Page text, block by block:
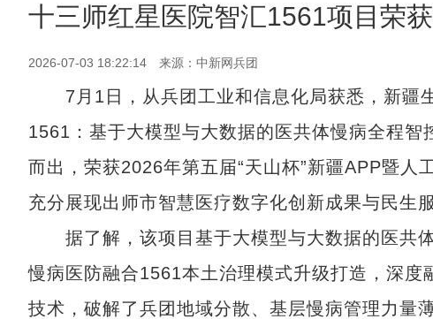
十三师红星医院智汇1561项目荣
2026-07-03 18:22:14 来源：中新网兵团
7月1日，从兵团工业和信息化局获悉，新疆
1561：基于大模型与大数据的医共体慢病全程
而出，荣获2026年第五届“天山杯”新疆APP暨人
充分展现出师市智慧医疗数字化创新成果与民生
据了解，该项目基于大模型与大数据的医共
慢病医防融合1561本土治理模式升级打造，深
技术，破解了兵团地域分散、基层慢病管理力量